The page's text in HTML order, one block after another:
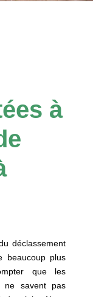
à
déclassement
beaucoup plus
que les
savent pas